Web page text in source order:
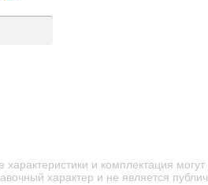
и комплектация
характер и не является